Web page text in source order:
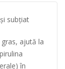
subțiat
ajută la
în